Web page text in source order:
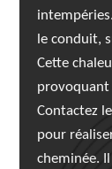
le conduit,
Cette
provoquant
Contactez
pour
cheminée.